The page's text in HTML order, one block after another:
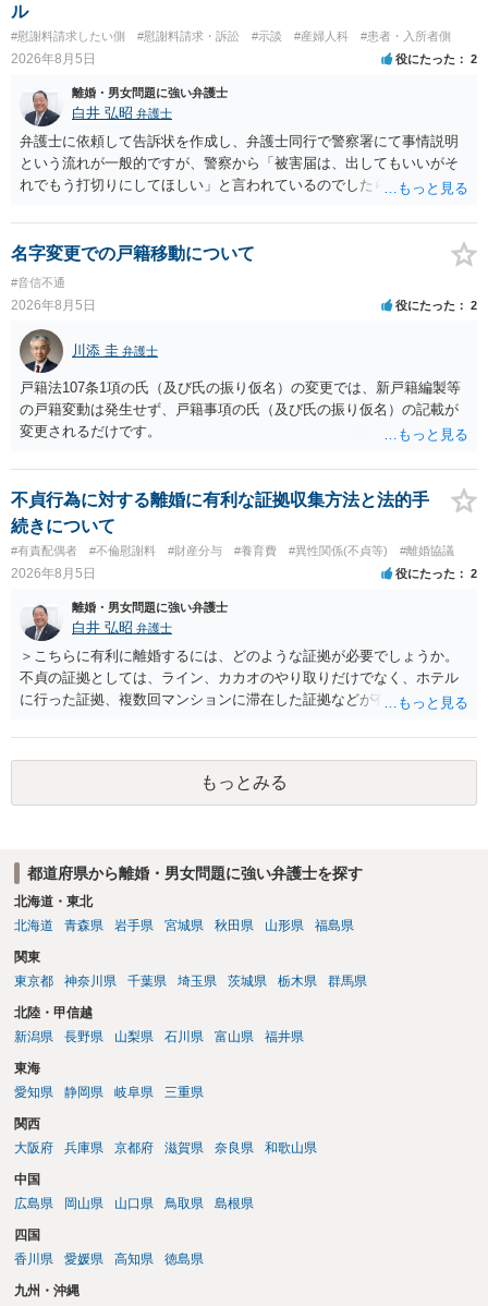
ル
#慰謝料請求したい側 #慰謝料請求・訴訟 #示談 #産婦人科 #患者・入所者側
2026年8月5日 役にたった 2
離婚・男女問題に強い弁護士
白井 弘昭 弁護士
弁護士に依頼して告訴状を作成し、弁護士同行で警察署にて事情説明
という流れが一般的ですが、警察から「被害届は、出してもいいがそ
れでもう打切りにしてほしい」と言われているのでしたら、あまり結
検察庁に訴えるのもありかもしれないですが、実際に捜査をするの
は、結局所轄だと思われますので、やはり結論は変わらないかもしれ
ないです。 一度、最寄りの「刑事に強い」とうたっている弁護士に相
談してみてはいかがでしょうか。 以上、ご参考まで。
名字変更での戸籍移動について
#音信不通
2026年8月5日 役にたった 2
川添 圭 弁護士
戸籍法107条1項の氏（及び氏の振り仮名）の変更では、新戸籍編製等
の戸籍変動は発生せず、戸籍事項の氏（及び氏の振り仮名）の記載が
変更されるだけです。
不貞行為に対する離婚に有利な証拠収集方法と法的手
続きについて
#有責配偶者 #不倫慰謝料 #財産分与 #養育費 #異性関係(不貞等) #離婚協議
2026年8月5日 役にたった 2
離婚・男女問題に強い弁護士
白井 弘昭 弁護士
＞こちらに有利に離婚するには、どのような証拠が必要でしょうか。
不貞の証拠としては、ライン、カカオのやり取りだけでなく、ホテル
に行った証拠、複数回マンションに滞在した証拠などが有効です。 不
婚する、慰謝料をとるなど）ことができると思われます。 ただし、不
貞発覚後、長期間同居を続けると、不貞を許したとの評価につながる
場合がありますので、ご注意ください。 以上、ご参考まで。
もっとみる
都道府県から離婚・男女問題に強い弁護士を探す
北海道・東北
北海道
青森県 岩手県 宮城県 秋田県 山形県 福島県
関東
東京都
神奈川県 千葉県 埼玉県 茨城県 栃木県 群馬県
北陸・甲信越
新潟県
長野県 山梨県 石川県 富山県 福井県
東海
愛知県
静岡県 岐阜県 三重県
関西
大阪府
兵庫県 京都府 滋賀県 奈良県 和歌山県
中国
広島県
岡山県 山口県 鳥取県 島根県
四国
香川県
愛媛県 高知県 徳島県
九州・沖縄